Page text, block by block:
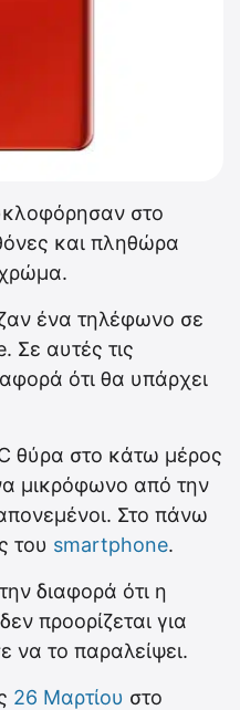
στο
και πληθώρα
ένα τηλέφωνο σε
Σε αυτές τις
ότι θα υπάρχει
θύρα στο κάτω μέρος
μικρόφωνο από την
Στο πάνω
του smartphone.
διαφορά ότι η
προορίζεται για
να το παραλείψει.
26 Μαρτίου στο